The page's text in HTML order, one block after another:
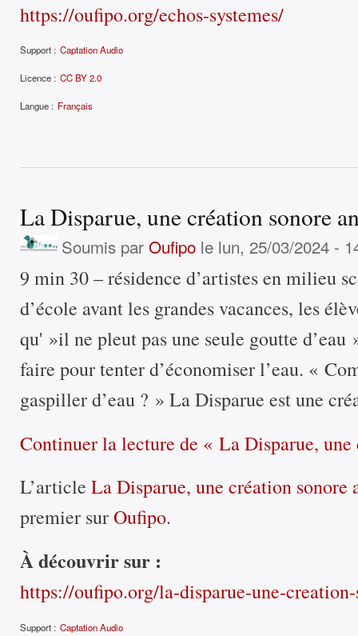
https://oufipo.org/echos-systemes/
Support : Captation Audio
Licence : CC BY 2.0
Langue : Français
La Disparue, une création sonore
Soumis par Oufipole lun, 25/03/2024 -
9 min 30 – résidence d’artistes en milieu
d’école avant les grandes vacances, les
qu' »il ne pleut pas une seule goutte
faire pour tenter d’économiser l’eau. «
gaspiller d’eau ? » La Disparue est une
Continuer la lecture de « La Disparue,
L’article La Disparue, une création sonore
premier surOufipo.
À découvrir sur :
https://oufipo.org/la-disparue-une-
Support : Captation Audio